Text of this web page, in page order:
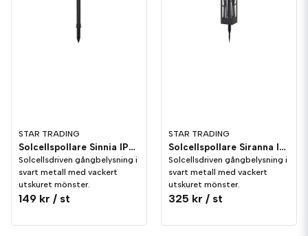
STAR TRADING
Solcellspollare Sinnia IP44
Solcellsdriven gångbelysning i
svart metall med vackert
utskuret mönster.
149 kr / st
STAR TRADING
Solcellspollare Siranna IP44
Solcellsdriven gångbelysning i
svart metall med vackert
utskuret mönster.
325 kr / st